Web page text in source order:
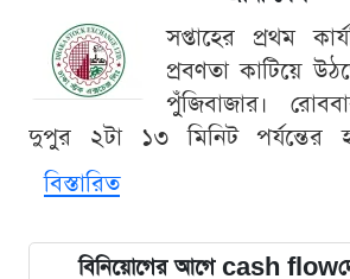
সপ্তাহের প্রথম
প্রবণতা কাটিয়ে
পুঁজিবাজার।
দুপুর ২টা ১৩ মিনিট পর্যন্তের
বিস্তারিত
বিনিয়োগের আগে cash